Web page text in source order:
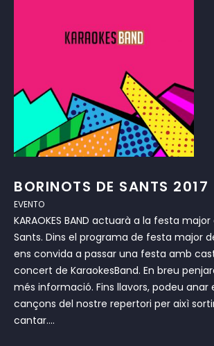
BORINOTS DE SANTS 2017
EVENTO
KARAOKES BAND actuarà a la festa
Sants. Dins el programa de festa major
ens convida a passar una festa amb
concert de KaraokesBand. En breu
més informació. Fins llavors, podeu anar
cançons del nostre repertori per aixì
cantar....